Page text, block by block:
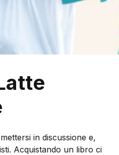
Creare un account
in discussione e,
Acquistando un libro ci